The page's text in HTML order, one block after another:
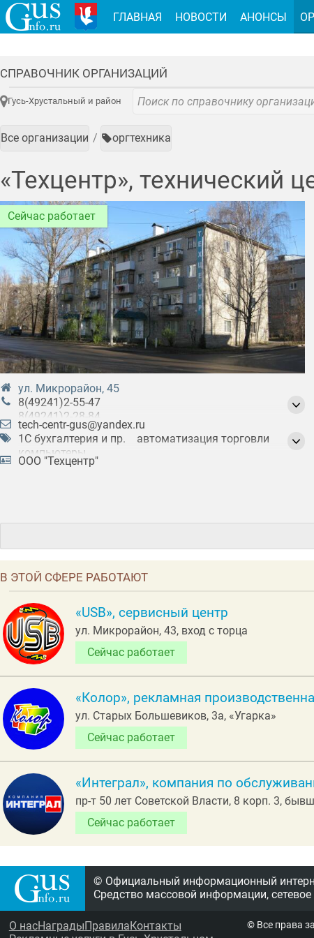
СПРАВОЧНИК ОРГАНИЗАЦИЙ
Гусь-Хрустальный и район
Все организации оргтехника
«Техцентр», технический
Сейчас работает
ул. Микрорайон, 45
8(49241)2-55-47
8(49241)2-28-84
8(49241) 2-57-18
tech-centr-gus@yandex.ru
1С бухгалтерия и пр.
автоматизация торговли
компьютеры
корпоративное обслуживание ПК
предоставление программного обеспечения
ремонт офисной техники
торговое оборудование
электронный документооборот
ООО "Техцентр"
В ЭТОЙ СФЕРЕ РАБОТАЮТ
«USB», сервисный центр
ул. Микрорайон, 43, вход с торца
Сейчас работает
«Колор», рекламная
ул. Старых Большевиков, 3а, «Угарка»
Сейчас работает
«Интеграл», компания по
пр-т 50 лет Советской Власти, 8 корп. 3,
Сейчас работает
ГЛАВНАЯ НОВОСТИ АНОНСЫ
© Официальный информационный
Средство массовой информации,
О насНаграды Правила Контакты
© Все права